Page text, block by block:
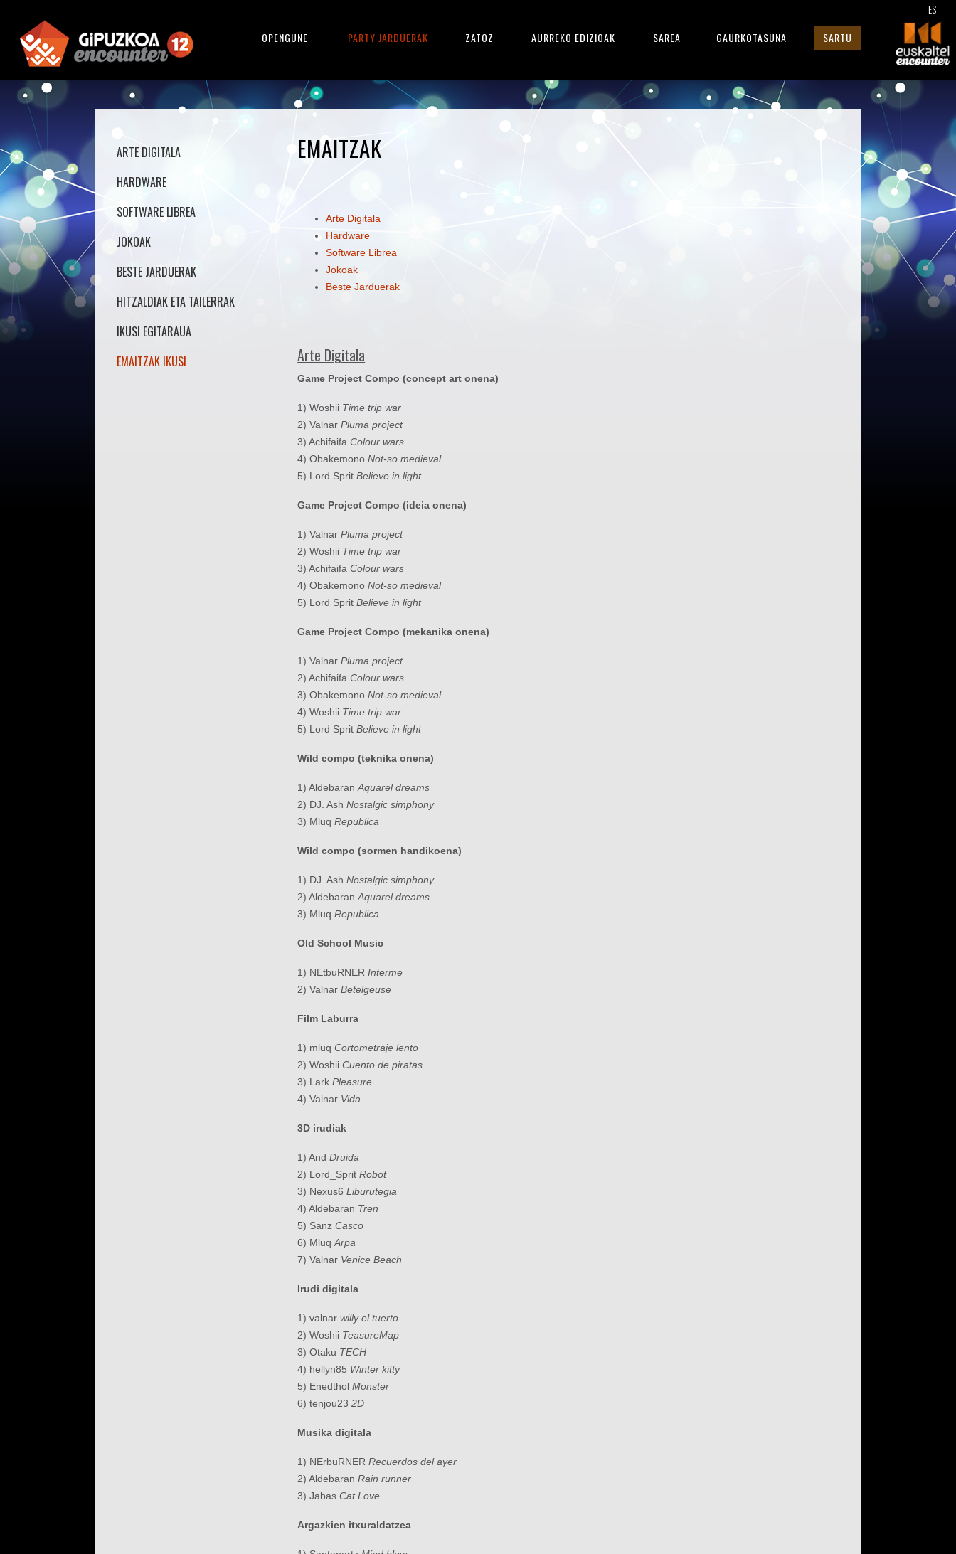
OPENGUNE PARTY JARDUERAK ZATOZ AURREKO EDIZIOAK SAREA GAURKOTASUNA SARTU
ES
ARTE DIGITALA
HARDWARE
SOFTWARE LIBREA
JOKOAK
BESTE JARDUERAK
HITZALDIAK ETA TAILERRAK
IKUSI EGITARAUA
EMAITZAK IKUSI
EMAITZAK
Arte Digitala
Hardware
Software Librea
Jokoak
Beste Jarduerak
Arte Digitala
Game Project Compo (concept art onena)
1) Woshii Time trip war
2) ValnarPluma project
3) AchifaifaColour wars
4) ObakemonoNot-so medieval
5) Lord SpritBelieve in light
Game Project Compo (ideia onena)
1) ValnarPluma project
2) Woshii Time trip war
3) AchifaifaColour wars
4) ObakemonoNot-so medieval
5) Lord SpritBelieve in light
Game Project Compo (mekanika onena)
1) ValnarPluma project
2) AchifaifaColour wars
3) ObakemonoNot-so medieval
4) Woshii Time trip war
5) Lord SpritBelieve in light
Wild compo (teknika onena)
1) AldebaranAquarel dreams
2) DJ. AshNostalgic simphony
3) MluqRepublica
Wild compo (sormen handikoena)
1) DJ. AshNostalgic simphony
2) AldebaranAquarel dreams
3) MluqRepublica
Old School Music
1) NEtbuRNERInterme
2) ValnarBetelgeuse
Film Laburra
1) mluqCortometraje lento
2) Woshii Cuento de piratas
3) LarkPleasure
4) Valnar Vida
3D irudiak
1) AndDruida
2) Lord_SpritRobot
3) Nexus6Liburutegia
4) Aldebaran Tren
5) SanzCasco
6) MluqArpa
7) Valnar Venice Beach
Irudi digitala
1) valnarwilly el tuerto
2) Woshii TeasureMap
3) Otaku TECH
4) hellyn85 Winter kitty
5) EnedtholMonster
6) tenjou232D
Musika digitala
1) NErbuRNERRecuerdos del ayer
2) AldebaranRain runner
3) JabasCat Love
Argazkien itxuraldatzea